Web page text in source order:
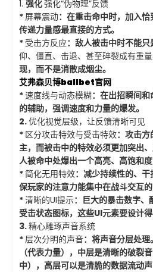
1. 强化强化“伪物理”反馈
*屏幕震动：在重击命中时，加入
传递力量感最直接的方式。
* 受击方反应：敌人被击中时不能
仰、僵直、击退、甚至碎裂成有重
现，而不是消散成烟尘。
艾弗森贝博ballbet官网
*速度线与动态模糊：在出招瞬间
的辅助，强调速度和力量的爆发。
2.优化视觉层级，让反馈清晰可见
* 区分攻击特效与受击特效：攻击
主，而被击中的特效必须更加突出
人被命中处爆出一个高亮、高饱和度
*简化无用特效：减少持续性的、
保玩家的注意力能集中在战斗交互的
*清晰的UI提示：巨大的暴击数字
受击状态图标，这些UI元素要设计得
3.精心雕琢声音系统
*层次分明的声音：将声音分层处
（代表力量），中层是清晰的破裂
中），高层可以是清脆的数据流动声